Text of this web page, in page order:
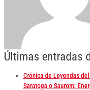
Últimas entradas
Crónica de Leyendas
Saratoga o Saurom: